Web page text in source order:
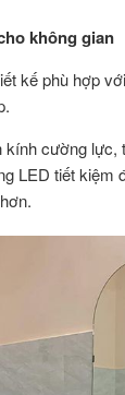
không gian
kế phù hợp
kính cường lực,
LED tiết kiệm